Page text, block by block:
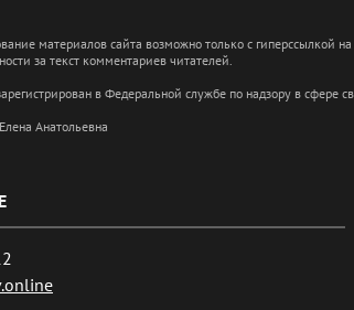
материалов сайта возможно только с
за текст комментариев читателей.
в Федеральной службе по надзору в
Анатольевна